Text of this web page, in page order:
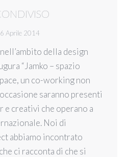
6 Aprile 2014
della design
“Jamko – spazio
un co-working non
saranno presenti
e creativi che operano a
Noi di
abbiamo incontrato
ci racconta di che si